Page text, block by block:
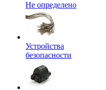
Не определено
Устройства
безопасности